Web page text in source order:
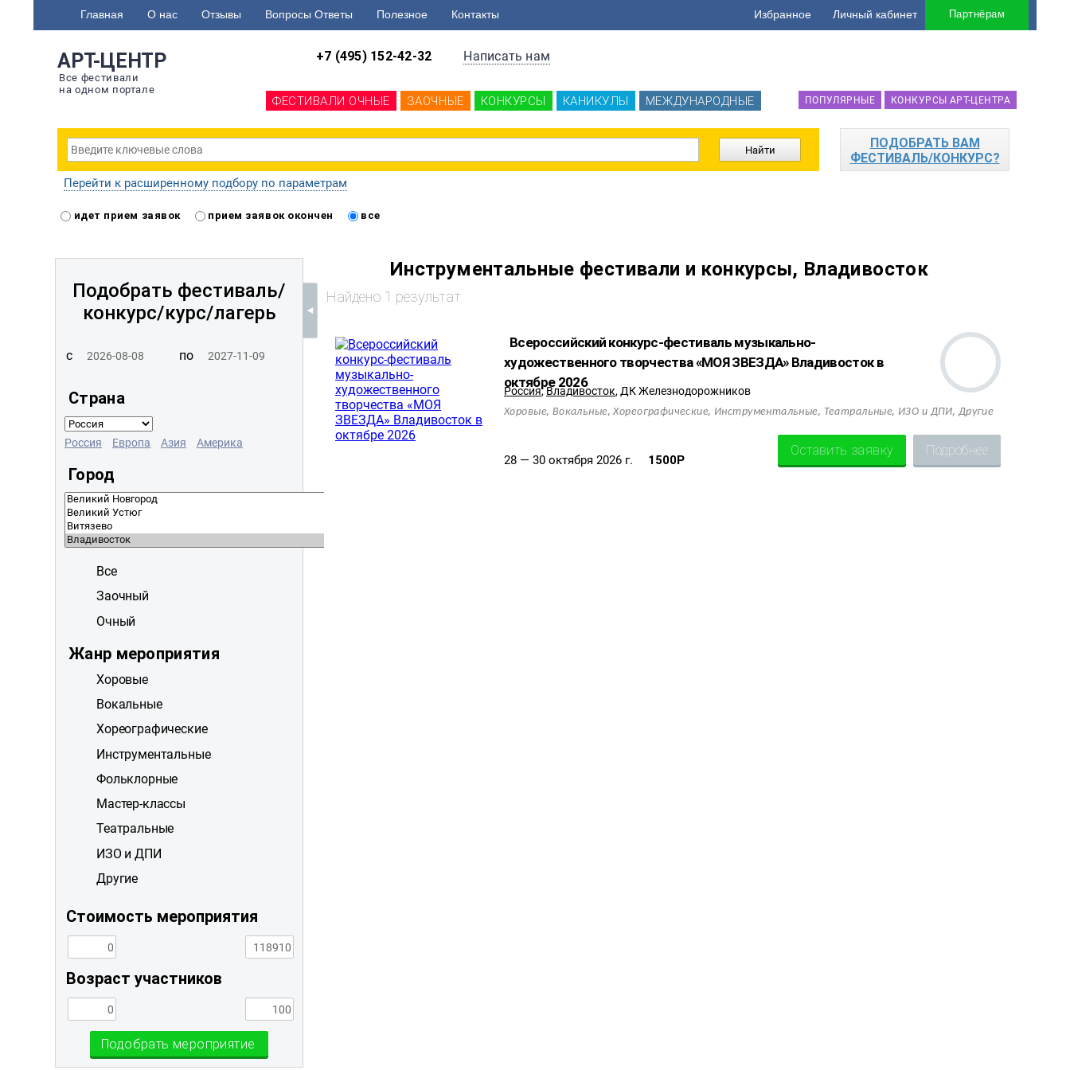
Главная О нас Отзывы Вопросы Ответы Полезное Контакты Партнёрам
Личный кабинет
Избранное
АРТ-ЦЕНТР
Все фестивали
на одном портале
+7 (495) 152-42-32 Написать нам
ФЕСТИВАЛИ ОЧНЫЕ ЗАОЧНЫЕ КОНКУРСЫ КАНИКУЛЫ МЕЖДУНАРОДНЫЕ КОНКУРСЫ АРТ-ЦЕНТРА
ПОПУЛЯРНЫЕ
ПОДОБРАТЬ ВАМ
ФЕСТИВАЛЬ/КОНКУРС?
Перейти к расширенному подбору по параметрам
идет прием заявок прием заявок окончен все
Инструментальные фестивали и конкурсы, Владивосток
Найдено 1 результат
Подобрать фестиваль/
конкурс/курс/лагерь
с по
Страна
Россия Европа Азия Америка
Город
Все
Заочный
Очный
Жанр мероприятия
Хоровые
Вокальные
Хореографические
Инструментальные
Фольклорные
Мастер-классы
Театральные
ИЗО и ДПИ
Другие
Стоимость мероприятия
Возраст участников
Подобрать мероприятие
Всероссийский конкурс-фестиваль музыкально-
художественного творчества «МОЯ ЗВЕЗДА» Владивосток в
октябре 2026
Россия,Владивосток, ДК Железнодорожников
Хоровые, Вокальные,Хореографические, Инструментальные, Театральные, ИЗО и ДПИ, Другие
28 — 30 октября 2026 г. 1500Р
Подробнее
Оставить заявку